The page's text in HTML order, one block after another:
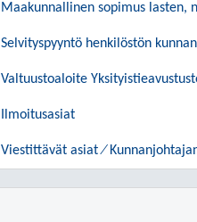
Maakunnallinen sopimus lasten,
Selvityspyyntö henkilöstön
Valtuustoaloite
Ilmoitusasiat
Viestittävät asiat ⁄